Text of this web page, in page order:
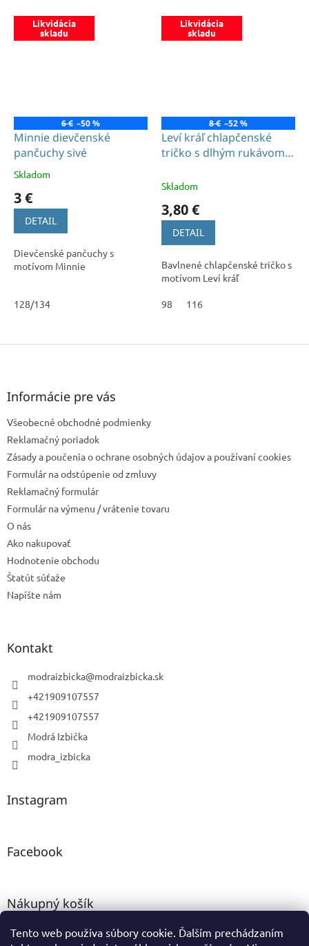
Tento web používa súbory cookie. Ďalším prechádzaním
Likvidácia
skladu
6 € –50 %
Minnie dievčenské
pančuchy sivé
Priemerné
produktu
5,0
5
hviezdičiek.
Skladom
3 €
DETAIL
Dievčenské pančuchy s
motívom Minnie
128/134
Likvidácia
skladu
8 € –52 %
Leví kráľ chlapčenské
tričko s dlhým rukávom
Skladom
3,80 €
DETAIL
Bavlnené chlapčenské tričko s
motívom Leví kráľ
98 116
Z
Informácie pre vás
Všeobecné obchodné podmienky
Reklamačný poriadok
Zásady a poučenia o ochrane osobných údajov a používaní cookies
Formulár na odstúpenie od zmluvy
Reklamačný formulár
Formulár na výmenu / vrátenie tovaru
O nás
Ako nakupovať
Hodnotenie obchodu
Štatút súťaže
Napíšte nám
Kontakt
modraizbicka@modraizbicka.sk
+421909107557
+421909107557
Modrá Izbička
modra_izbicka
Instagram
Facebook
Nákupný košík
0 KS /0 €